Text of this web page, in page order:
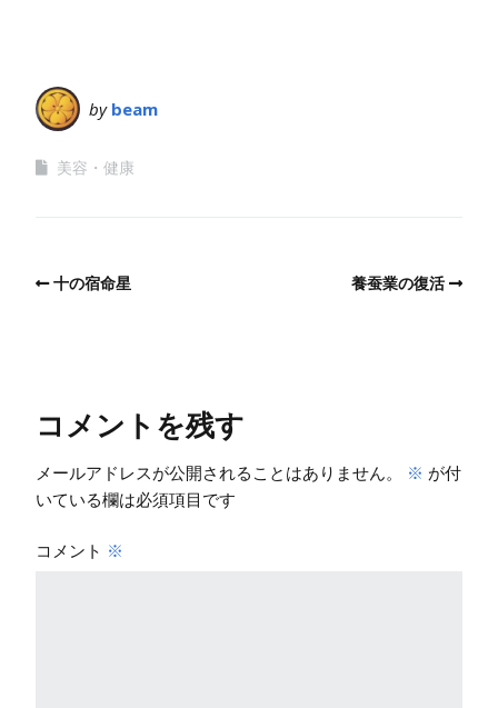
by beam
美容・健康
十の宿命星 養蚕業の復活
コメントを残す
メールアドレスが公開されることはありません。 ※ が付
いている欄は必須項目です
コメント ※